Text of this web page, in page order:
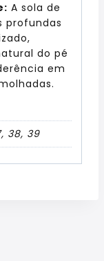
A sola de
profundas
do pé
em
38, 39